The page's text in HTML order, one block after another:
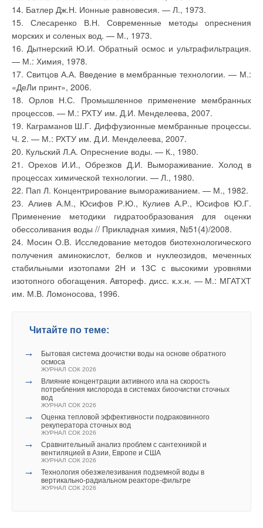
14. Батлер Дж.Н. Ионные равновесия. — Л., 1973.
15. Слесаренко В.Н. Современные методы опреснения
морских и соленых вод. — М., 1973.
16. Дытнерский Ю.И. Обратный осмос и ультрафильтрация.
— М.: Химия, 1978.
17. Свитцов А.А. Введение в мембранные технологии. — М.:
«ДеЛи принт», 2006.
18. Орлов Н.С. Промышленное применение мембранных
процессов. — М.: РХТУ им. Д.И. Менделеева, 2007.
19. Каграманов Ш.Г. Диффузионные мембранные процессы.
Ч. 2. — М.: РХТУ им. Д.И. Менделеева, 2007.
20. Кульский Л.А. Опреснение воды. — К., 1980.
21. Орехов И.И., Обрезков Д.И. Вымораживание. Холод в
процессах химической технологии. — Л., 1980.
22. Пап Л. Концентрирование вымораживанием. — М., 1982.
23. Алиев А.М., Юсифов Р.Ю., Кулиев А.Р., Юсифов Ю.Г.
Применение методики гидратообразования для оценки
обессоливания воды // Прикладная химия, №51(4)/2008.
24. Мосин О.В. Исследование методов биотехнологического
получения аминокислот, белков и нуклеозидов, меченных
стабильными изотопами 2Н и 13С с высокими уровнями
изотопного обогащения. Автореф. дисс. к.х.н. — М.: МГАТХТ
им. М.В. Ломоносова, 1996.
Читайте по теме:
→
Бытовая система доочистки воды на основе обратного
осмоса
ЖУРНАЛ СОК 2026
→
Влияние концентрации активного ила на скорость
потребления кислорода в системах биоочистки сточных
вод
ЖУРНАЛ СОК 2026
→
Оценка тепловой эффективности подраковинного
рекуператора сточных вод
ЖУРНАЛ СОК 2026
→
Сравнительный анализ проблем с сантехникой и
вентиляцией в Азии, Европе и США
ЖУРНАЛ СОК 2026
→
Технология обезжелезивания подземной воды в
вертикально-радиальном реакторе-фильтре
ЖУРНАЛ СОК 2026
применение в приточных
установках трех
последовательных
теплообменников
(оборотной воды, сточных
воды) вызывает
неоправданное увеличение
аэродинамического
сопротивления приточных
установок, и, как следствие,
перерасход электрической
энергии. И, наконец,
предложенная в схеме
последовательность
нагрева приточного воздуха
практически, т.к.
температурный потенциал
дымовых газов выше, чем у
оборотной воды или
сточных вод. Продолжение
см. в следующем номере.
1. Госстрой БССР. Анализ
теплоэнергетических
балансов, разработка
принципиальных схемных
решений систем ОВ с
использованием тепловых
ВЭР. — Мн.: БГИПП, 1984.
2. Типовые материалы для
проектирования
9040226.86. — М., 1986.
3. Госстрой СССР.
Разработка предложений по
использованию тепла
волокна. — М.:
4. Богословский В.Н., Поз
М.Я. Теплофизика
аппаратов утилизации
тепла систем отопления,
вентиляции и
кондиционирования. — М.:
Стройиздат, 1983.
5. Карпис Е.Е.
Энергосбережение в
системах
воздуха. — М.: Стройиздат,
6. Рекомендации по
проектированию
воздухоприготовительных
центров с
заданной вручную и
текущей температуры.
усовершенствованию
системы является
установка
таймируемого
(«недельного»)
термостата, который
позволяет управлять
температурой
теплоносителя не
только в заданных
пределах, но и по
часам и дням недели.
Температура может
быть снижена в ночное
время или когда
требуется
поддержание
положительной
температуры для
предотвращения
замерзания
водоснабжения и т.п. В
настоящее время на
рынке представлено
большое количество
термостатов с
различным набором
функций в широком
ценовом диапазоне.
Один из
полнофункциональных
отнести: шесть
функций и встроенный
коммутируемый
таймер; дневная и
недельная программы;
комплексный контроль
отопления и нагрева
отопления
солнечными
батареями; два
термостата в одном,
два температурных
входа, два выхода с
блокконтактом;
допфункции (два
независимых
термостата,